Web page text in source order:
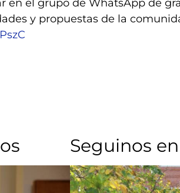
en el grupo de WhatsApp de
y propuestas de la
Seguinos